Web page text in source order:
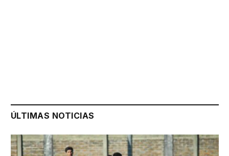
ÚLTIMAS NOTICIAS